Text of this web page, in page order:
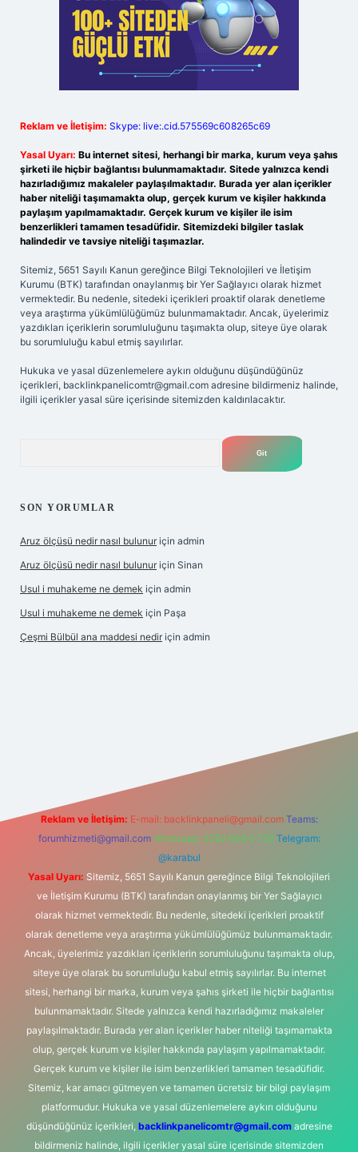
Reklam ve İletişim: Skype: live:.cid.575569c608265c69
Yasal Uyarı: Bu internet sitesi, herhangi bir marka, kurum veya şahıs
şirketi ile hiçbir bağlantısı bulunmamaktadır. Sitede yalnızca kendi
hazırladığımız makaleler paylaşılmaktadır. Burada yer alan içerikler
haber niteliği taşımamakta olup, gerçek kurum ve kişiler hakkında
paylaşım yapılmamaktadır. Gerçek kurum ve kişiler ile isim
benzerlikleri tamamen tesadüfidir. Sitemizdeki bilgiler taslak
halindedir ve tavsiye niteliği taşımazlar.
Sitemiz, 5651 Sayılı Kanun gereğince Bilgi Teknolojileri ve İletişim
Kurumu (BTK) tarafından onaylanmış bir Yer Sağlayıcı olarak hizmet
vermektedir. Bu nedenle, sitedeki içerikleri proaktif olarak denetleme
veya araştırma yükümlülüğümüz bulunmamaktadır. Ancak, üyelerimiz
yazdıkları içeriklerin sorumluluğunu taşımakta olup, siteye üye olarak
bu sorumluluğu kabul etmiş sayılırlar.
Hukuka ve yasal düzenlemelere aykırı olduğunu düşündüğünüz
içerikleri, backlinkpanelicomtr@gmail.com adresine bildirmeniz halinde,
ilgili içerikler yasal süre içerisinde sitemizden kaldırılacaktır.
SON YORUMLAR
Aruz ölçüsü nedir nasıl bulunur için admin
Aruz ölçüsü nedir nasıl bulunur için Sinan
Usul i muhakeme ne demek için admin
Usul i muhakeme ne demek için Paşa
Çeşmi Bülbül ana maddesi nedir için admin
Reklam ve İletişim: E-mail: backlinkpaneli@gmail.com Teams:
forumhizmeti@gmail.com Whatsapp: 0262 606 0 726 Telegram:
@karabul
Yasal Uyarı: Sitemiz, 5651 Sayılı Kanun gereğince Bilgi Teknolojileri
ve İletişim Kurumu (BTK) tarafından onaylanmış bir Yer Sağlayıcı
olarak hizmet vermektedir. Bu nedenle, sitedeki içerikleri proaktif
olarak denetleme veya araştırma yükümlülüğümüz bulunmamaktadır.
Ancak, üyelerimiz yazdıkları içeriklerin sorumluluğunu taşımakta olup,
siteye üye olarak bu sorumluluğu kabul etmiş sayılırlar. Bu internet
sitesi, herhangi bir marka, kurum veya şahıs şirketi ile hiçbir bağlantısı
bulunmamaktadır. Sitede yalnızca kendi hazırladığımız makaleler
paylaşılmaktadır. Burada yer alan içerikler haber niteliği taşımamakta
olup, gerçek kurum ve kişiler hakkında paylaşım yapılmamaktadır.
Gerçek kurum ve kişiler ile isim benzerlikleri tamamen tesadüfidir.
Sitemiz, kar amacı gütmeyen ve tamamen ücretsiz bir bilgi paylaşım
platformudur. Hukuka ve yasal düzenlemelere aykırı olduğunu
düşündüğünüz içerikleri, backlinkpanelicomtr@gmail.comadresine
bildirmeniz halinde, ilgili içerikler yasal süre içerisinde sitemizden